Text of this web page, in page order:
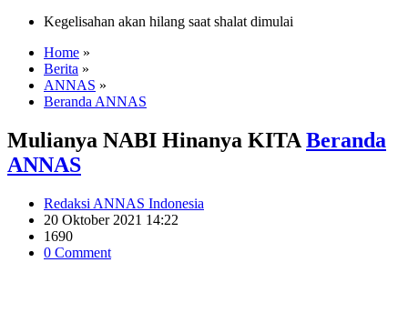
Kegelisahan akan hilang saat shalat dimulai
Home »
Berita »
ANNAS »
Beranda ANNAS
Mulianya NABI Hinanya KITA Beranda
ANNAS
Redaksi ANNAS Indonesia
20 Oktober 2021 14:22
1690
0 Comment